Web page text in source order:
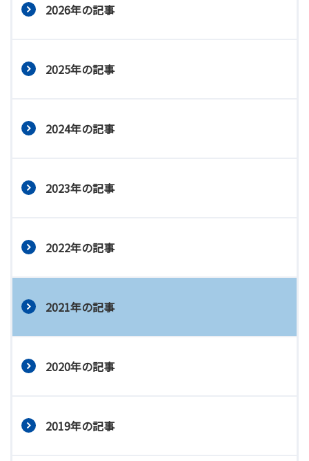
2026年の記事
2025年の記事
2024年の記事
2023年の記事
2022年の記事
2021年の記事
2020年の記事
2019年の記事